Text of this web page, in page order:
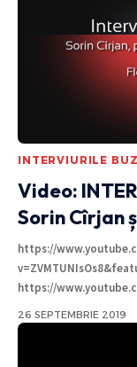
INTERVIURILE
Video:
Sorin Cîrjan
https://
https://
26 SEPTEMBRIE 2019